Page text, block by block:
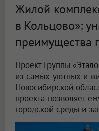
Жилой
в Кольцово»:
преимущества
Проект Группы
из самых уютных и
Новосибирской
проекта позволяет
городской среды и